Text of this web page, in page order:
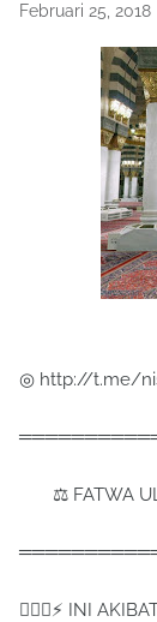
Februari 25, 2018
◎ http://t.me/
⚖ FATWA
✋🏽📐⚡ INI